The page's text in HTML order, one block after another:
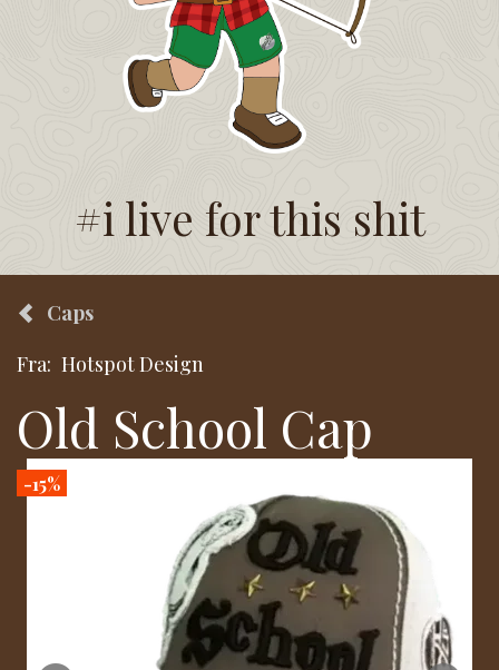
#i live for this shit
Caps
Fra: Hotspot Design
Old School Cap
-15%